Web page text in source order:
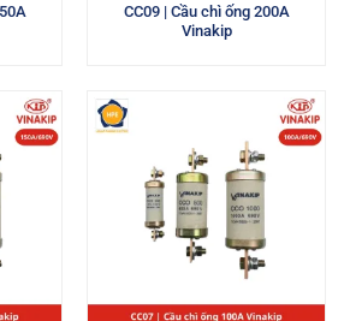
CC09 | Cầu chì ống 200A
Vinakip